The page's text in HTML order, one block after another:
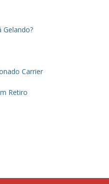
Gelando?
Carrier
Retiro